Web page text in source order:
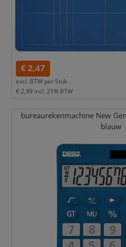
€ 2,47
excl. BTW per Stuk
€ 2,99 incl. 21% BTW
bureaurekenmachine New
blauw